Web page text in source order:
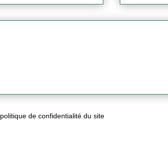
de confidentialité du site